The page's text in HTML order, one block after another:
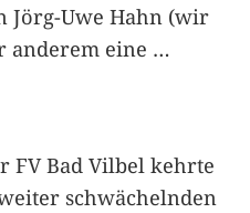
Jörg-Uwe Hahn (wir
anderem eine …
FV Bad Vilbel kehrte
schwächelnden